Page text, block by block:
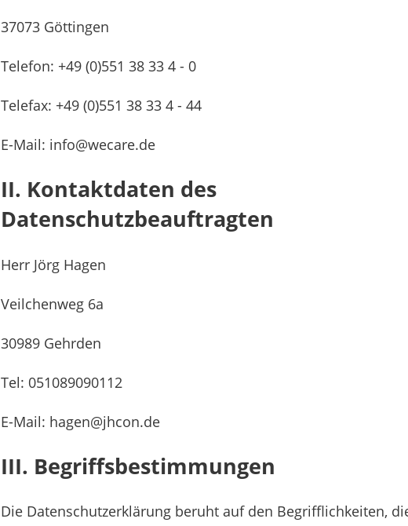
37073 Göttingen
Telefon: +49 (0)551 38 33 4 - 0
Telefax: +49 (0)551 38 33 4 - 44
E-Mail: info@wecare.de
II. Kontaktdaten des
Datenschutzbeauftragten
Herr Jörg Hagen
Veilchenweg 6a
30989 Gehrden
Tel: 051089090112
E-Mail: hagen@jhcon.de
III. Begriffsbestimmungen
Die Datenschutzerklärung beruht auf den Begrifflichkeiten,